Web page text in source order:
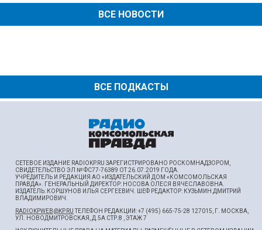
ВСЕ ПОДКАСТЫ
ВСЕ НОВОСТИ
СЕТЕВОЕ ИЗДАНИЕ RADIOKP.RU ЗАРЕГИСТРИРОВАНО РОСКОМНАДЗОРОМ,
СВИДЕТЕЛЬСТВО ЭЛ № ФС77-76389 ОТ 26.07.2019 ГОДА.
УЧРЕДИТЕЛЬ И РЕДАКЦИЯ АО «ИЗДАТЕЛЬСКИЙ ДОМ «КОМСОМОЛЬСКАЯ
ПРАВДА». ГЕНЕРАЛЬНЫЙ ДИРЕКТОР: НОСОВА ОЛЕСЯ ВЯЧЕСЛАВОВНА.
ИЗДАТЕЛЬ: КОРШУНОВ ИЛЬЯ СЕРГЕЕВИЧ. ШEФ РЕДАКТОР: КУЗЬМИН ДМИТРИЙ
ВЛАДИМИРОВИЧ.
RADIOKPWEB@KP.RUТЕЛЕФОН РЕДАКЦИИ: +7 (495) 665-75-28 127015, Г. МОСКВА,
УЛ. НОВОДМИТРОВСКАЯ, Д.5А СТР.8 , ЭТАЖ 7